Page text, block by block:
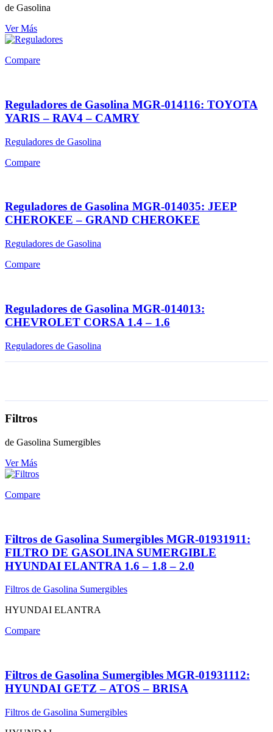
de Gasolina
Ver Más
Compare
Reguladores de Gasolina MGR-014116: TOYOTA
YARIS – RAV4 – CAMRY
Reguladores de Gasolina
Compare
Reguladores de Gasolina MGR-014035: JEEP
CHEROKEE – GRAND CHEROKEE
Reguladores de Gasolina
Compare
Reguladores de Gasolina MGR-014013:
CHEVROLET CORSA 1.4 – 1.6
Reguladores de Gasolina
Filtros
de Gasolina Sumergibles
Ver Más
Compare
Filtros de Gasolina Sumergibles MGR-01931911:
FILTRO DE GASOLINA SUMERGIBLE
HYUNDAI ELANTRA 1.6 – 1.8 – 2.0
Filtros de Gasolina Sumergibles
HYUNDAI ELANTRA
Compare
Filtros de Gasolina Sumergibles MGR-01931112:
HYUNDAI GETZ – ATOS – BRISA
Filtros de Gasolina Sumergibles